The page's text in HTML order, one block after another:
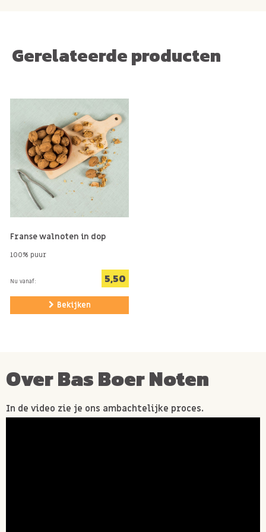
Gerelateerde producten
Franse walnoten in dop
100% puur
Nu vanaf: 5,50
Bekijken
Over Bas Boer Noten
In de video zie je ons ambachtelijke proces.